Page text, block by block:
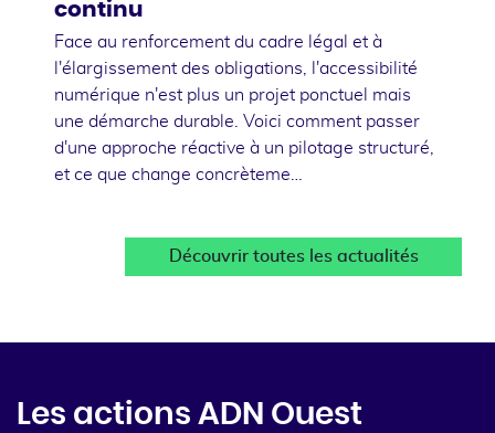
continu
Face au renforcement du cadre légal et à
l'élargissement des obligations, l'accessibilité
numérique n'est plus un projet ponctuel mais
une démarche durable. Voici comment passer
d'une approche réactive à un pilotage structuré,
et ce que change concrèteme…
Découvrir toutes les actualités
Les actions ADN Ouest